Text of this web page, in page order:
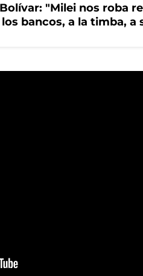
"Milei nos roba
bancos, a la timba, a